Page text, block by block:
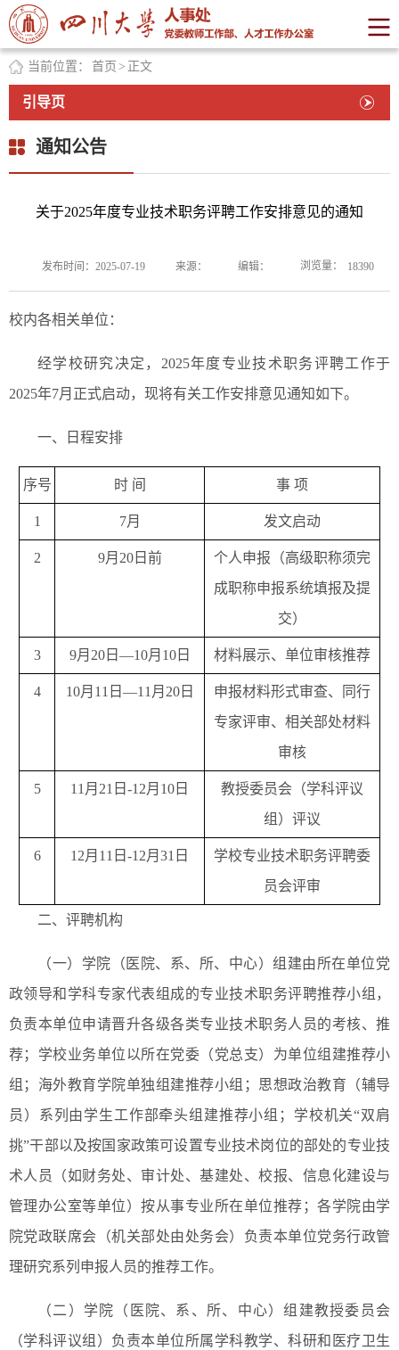
当前位置： 首页 > 正文
引导页
通知公告
关于2025年度专业技术职务评聘工作安排意见的通知
发布时间：2025-07-19 来源： 编辑： 浏览量： 18390
校内各相关单位：
经学校研究决定，2025年度专业技术职务评聘工作于
2025年7月正式启动，现将有关工作安排意见通知如下。
一、日程安排
序号 时 间 事 项
1 7月 发文启动
2 9月20日前
个人申报（高级职称须完
成职称申报系统填报及提
交）
3 9月20日—10月10日 材料展示、单位审核推荐
4 10月11日—11月20日
申报材料形式审查、同行
专家评审、相关部处材料
审核
5 11月21日-12月10日
教授委员会（学科评议
组）评议
6 12月11日-12月31日
学校专业技术职务评聘委
员会评审
二、评聘机构
（一）学院（医院、系、所、中心）组建由所在单位党
政领导和学科专家代表组成的专业技术职务评聘推荐小组，
负责本单位申请晋升各级各类专业技术职务人员的考核、推
荐；学校业务单位以所在党委（党总支）为单位组建推荐小
组；海外教育学院单独组建推荐小组；思想政治教育（辅导
员）系列由学生工作部牵头组建推荐小组；学校机关“双肩
挑”干部以及按国家政策可设置专业技术岗位的部处的专业技
术人员（如财务处、审计处、基建处、校报、信息化建设与
管理办公室等单位）按从事专业所在单位推荐；各学院由学
院党政联席会（机关部处由处务会）负责本单位党务行政管
理研究系列申报人员的推荐工作。
（二）学院（医院、系、所、中心）组建教授委员会
（学科评议组）负责本单位所属学科教学、科研和医疗卫生